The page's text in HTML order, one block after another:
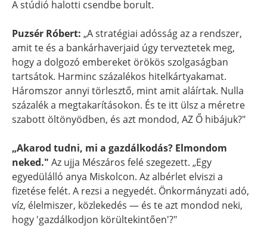
A stúdió halotti csendbe borult.
Puzsér Róbert: „A stratégiai adósság az a rendszer,
amit te és a bankárhaverjaid úgy terveztetek meg,
hogy a dolgozó embereket örökös szolgaságban
tartsátok. Harminc százalékos hitelkártyakamat.
Háromszor annyi törlesztő, mint amit aláírtak. Nulla
százalék a megtakarításokon. És te itt ülsz a méretre
szabott öltönyödben, és azt mondod, AZ Ő hibájuk?"
„Akarod tudni, mi a gazdálkodás? Elmondom
neked." Az ujja Mészáros felé szegezett. „Egy
egyedülálló anya Miskolcon. Az albérlet elviszi a
fizetése felét. A rezsi a negyedét. Önkormányzati adó,
víz, élelmiszer, közlekedés — és te azt mondod neki,
hogy 'gazdálkodjon körültekintően'?"